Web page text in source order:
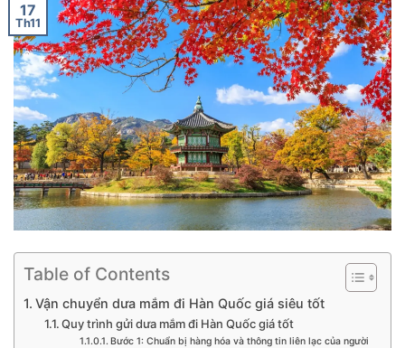
17
Th11
Table of Contents
Vận chuyển dưa mắm đi Hàn Quốc giá siêu tốt
Quy trình gửi dưa mắm đi Hàn Quốc giá tốt
Bước 1: Chuẩn bị hàng hóa và thông tin liên lạc của người